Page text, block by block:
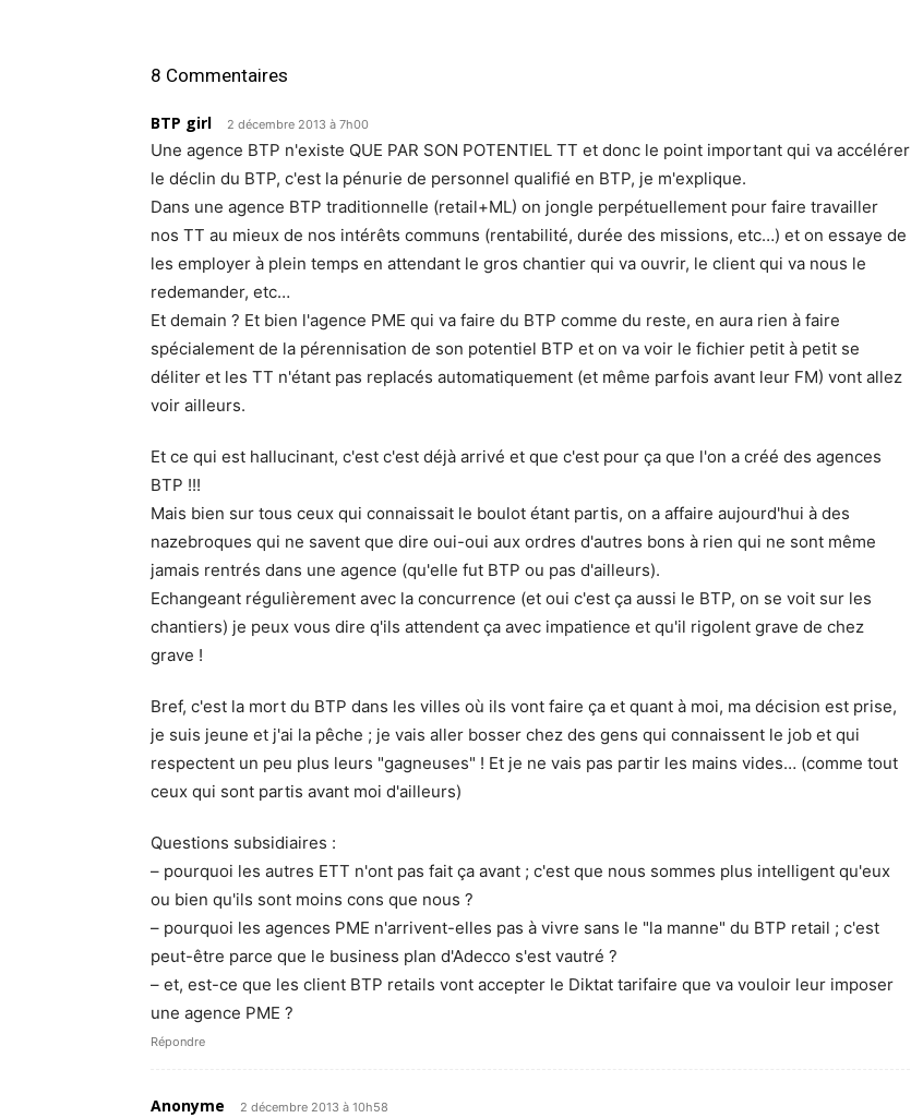
8 Commentaires
BTP girl 2 décembre 2013 à 7h00
Une agence BTP n'existe QUE PAR SON POTENTIEL TT et donc le point important qui va accélérer
le déclin du BTP, c'est la pénurie de personnel qualifié en BTP, je m'explique.
Dans une agence BTP traditionnelle (retail+ML) on jongle perpétuellement pour faire travailler
nos TT au mieux de nos intérêts communs (rentabilité, durée des missions, etc…) et on essaye de
les employer à plein temps en attendant le gros chantier qui va ouvrir, le client qui va nous le
redemander, etc…
Et demain ? Et bien l'agence PME qui va faire du BTP comme du reste, en aura rien à faire
spécialement de la pérennisation de son potentiel BTP et on va voir le fichier petit à petit se
déliter et les TT n'étant pas replacés automatiquement (et même parfois avant leur FM) vont allez
voir ailleurs.
Et ce qui est hallucinant, c'est c'est déjà arrivé et que c'est pour ça que l'on a créé des agences
BTP !!!
Mais bien sur tous ceux qui connaissait le boulot étant partis, on a affaire aujourd'hui à des
nazebroques qui ne savent que dire oui-oui aux ordres d'autres bons à rien qui ne sont même
jamais rentrés dans une agence (qu'elle fut BTP ou pas d'ailleurs).
Echangeant régulièrement avec la concurrence (et oui c'est ça aussi le BTP, on se voit sur les
chantiers) je peux vous dire q'ils attendent ça avec impatience et qu'il rigolent grave de chez
grave !
Bref, c'est la mort du BTP dans les villes où ils vont faire ça et quant à moi, ma décision est prise,
je suis jeune et j'ai la pêche ; je vais aller bosser chez des gens qui connaissent le job et qui
respectent un peu plus leurs "gagneuses" ! Et je ne vais pas partir les mains vides… (comme tout
ceux qui sont partis avant moi d'ailleurs)
Questions subsidiaires :
– pourquoi les autres ETT n'ont pas fait ça avant ; c'est que nous sommes plus intelligent qu'eux
ou bien qu'ils sont moins cons que nous ?
– pourquoi les agences PME n'arrivent-elles pas à vivre sans le "la manne" du BTP retail ; c'est
peut-être parce que le business plan d'Adecco s'est vautré ?
– et, est-ce que les client BTP retails vont accepter le Diktat tarifaire que va vouloir leur imposer
une agence PME ?
Répondre
Anonyme 2 décembre 2013 à 10h58